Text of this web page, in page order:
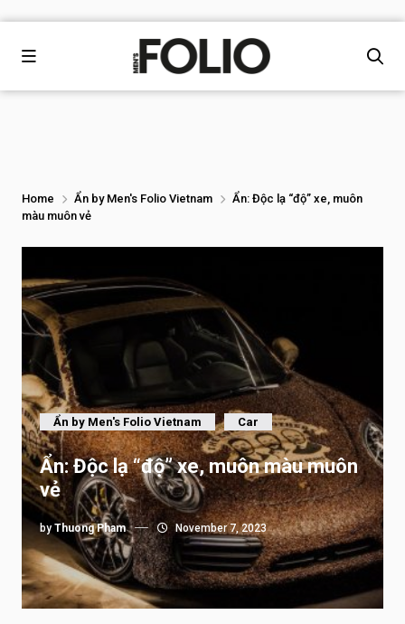
Home Ẩn by Men's Folio Vietnam
Ẩn: Độc lạ “độ” xe, muôn
màu muôn vẻ
Ẩn by Men's Folio Vietnam Car
Ẩn: Độc lạ “độ” xe, muôn màu muôn
vẻ
by Thuong Pham November 7, 2023